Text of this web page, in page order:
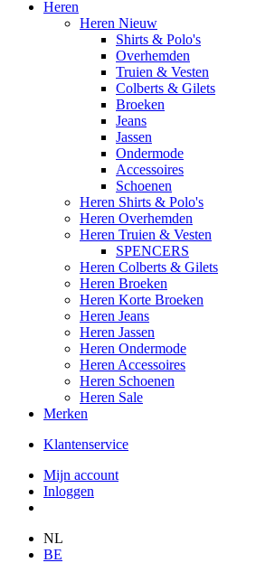
Heren
Heren Nieuw
Shirts & Polo's
Overhemden
Truien & Vesten
Colberts & Gilets
Broeken
Jeans
Jassen
Ondermode
Accessoires
Schoenen
Heren Shirts & Polo's
Heren Overhemden
Heren Truien & Vesten
SPENCERS
Heren Colberts & Gilets
Heren Broeken
Heren Korte Broeken
Heren Jeans
Heren Jassen
Heren Ondermode
Heren Accessoires
Heren Schoenen
Heren Sale
Merken
Klantenservice
Mijn account
Inloggen
NL
BE